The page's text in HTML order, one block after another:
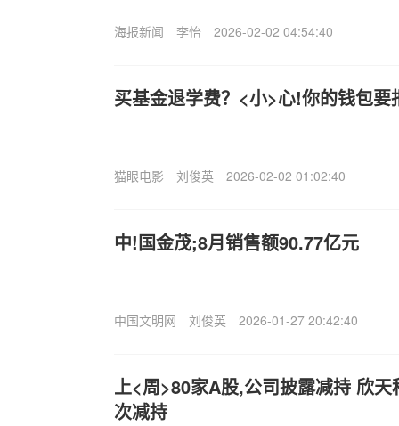
海报新闻 李怡 2026-02-02 04:54:40
买基金退学费？<小>心!你的钱包要
猫眼电影 刘俊英 2026-02-02 01:02:40
中!国金茂;8月销售额90.77亿元
中国文明网 刘俊英 2026-01-27 20:42:40
上<周>80家A股,公司披露减持 欣
次减持